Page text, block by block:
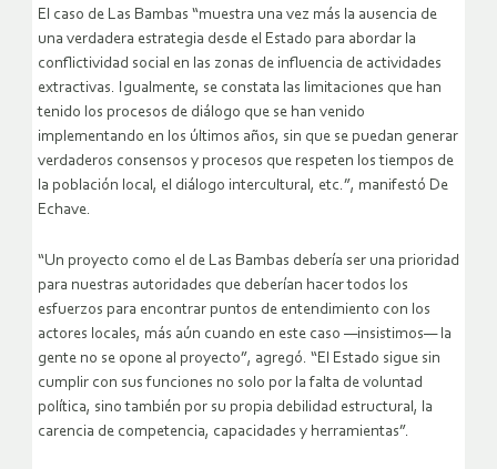
El caso de Las Bambas “muestra una vez más la ausencia de
una verdadera estrategia desde el Estado para abordar la
conflictividad social en las zonas de influencia de actividades
extractivas. Igualmente, se constata las limitaciones que han
tenido los procesos de diálogo que se han venido
implementando en los últimos años, sin que se puedan generar
verdaderos consensos y procesos que respeten los tiempos de
la población local, el diálogo intercultural, etc.”, manifestó De
Echave.
“Un proyecto como el de Las Bambas debería ser una prioridad
para nuestras autoridades que deberían hacer todos los
esfuerzos para encontrar puntos de entendimiento con los
actores locales, más aún cuando en este caso —insistimos— la
gente no se opone al proyecto”, agregó. “El Estado sigue sin
cumplir con sus funciones no solo por la falta de voluntad
política, sino también por su propia debilidad estructural, la
carencia de competencia, capacidades y herramientas”.